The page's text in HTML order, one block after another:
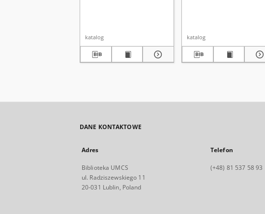
katalog katalog
DANE KONTAKTOWE
Adres
Biblioteka UMCS
ul. Radziszewskiego 11
20-031 Lublin, Poland
Telefon
(+48) 81 537 58 93